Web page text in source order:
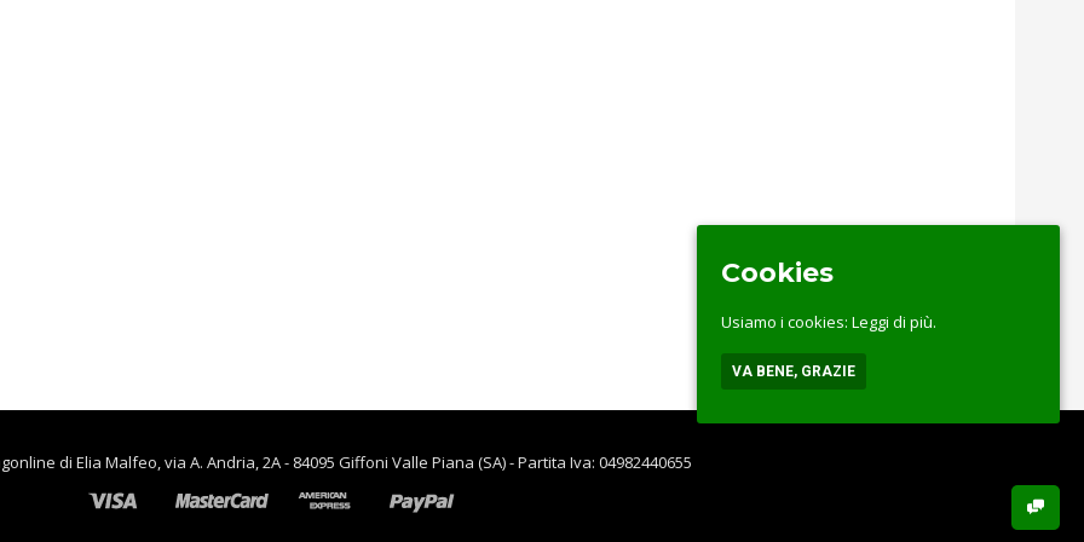
di Elia Malfeo, via A. Andria, 2A - 84095 Giffoni Valle Piana (SA) - Partita Iva: 04982440655
Cookies
Usiamo i cookies: Leggi di più.
VA BENE, GRAZIE